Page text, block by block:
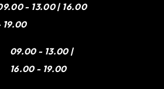
- 13.00 | 16.00
19.00
09.00 - 13.00 |
16.00 - 19.00